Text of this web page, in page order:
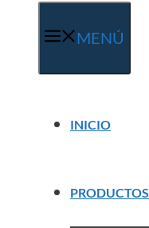
MENÚ
INICIO
PRODUCTOS